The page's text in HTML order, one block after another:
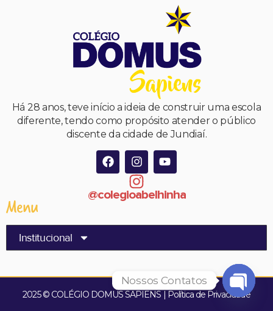
Há 28 anos, teve início a ideia de construir uma escola
diferente, tendo como propósito atender o público
discente da cidade de Jundiaí.
@colegioabelhinha
Menu
Institucional
2025 © COLÉGIO DOMUS SAPIENS | Política de Privacidade
Nossos Contatos
Open